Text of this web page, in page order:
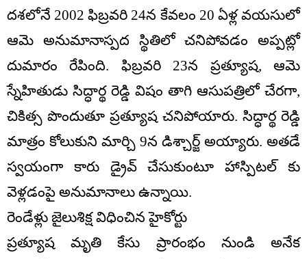
దశలోనే 2002 ఫిబ్రవరి 24న కేవలం 20 ఏళ్ల వయసులో
ఆమె అనుమానాస్పద స్థితిలో చనిపోవడం అప్పట్లో
దుమారం రేపింది. ఫిబ్రవరి 23న ప్రత్యూష, ఆమె
స్నేహితుడు సిద్ధార్థ రెడ్డి విషం తాగి ఆసుపత్రిలో చేరగా,
చికిత్స పొందుతూ ప్రత్యూష చనిపోయారు. సిద్ధార్థ రెడ్డి
మాత్రం కోలుకుని మార్చి 9న డిశ్చార్జ్ అయ్యారు. అతడే
స్వయంగా కారు డ్రైవ్ చేసుకుంటూ హాస్పిటల్ కు
వెళ్లడంపై అనుమానాలు ఉన్నాయి.
రెండేళ్లు జైలుశిక్ష విధించిన హైకోర్టు
ప్రత్యూష మృతి కేసు ప్రారంభం నుండి అనేక